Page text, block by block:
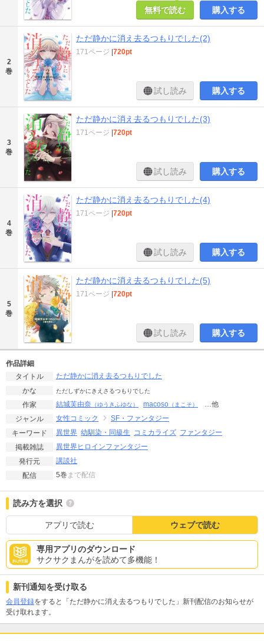
無料で読む 購入する
2
巻
ただ静かに消え去るつもりでした(2)
171ページ 720pt
試し読み 購入する
3
巻
ただ静かに消え去るつもりでした(3)
171ページ 720pt
試し読み 購入する
4
巻
ただ静かに消え去るつもりでした(4)
171ページ 720pt
試し読み 購入する
5
巻
ただ静かに消え去るつもりでした(5)
171ページ 720pt
試し読み 購入する
作品詳細
タイトル
ただ静かに消え去るつもりでした
かな
ただしずかにきえさるつもりでした
作家 結城芙由奈 （ゆうきふゆな） macoso （まこそ）
…他
ジャンル
女性コミック
SF・ファンタジー
キーワード
異世界 幼馴染・同級生 コミカライズ ファンタジー
掲載雑誌
異世界ヒロインファンタジー
発行元
講談社
配信
5巻 まで配信
読み方を選択
アプリで読む ウェブで読む
専用アプリのダウンロード
サクサクまんがを読めて多機能！
新刊通知を受け取る
会員登録をすると「ただ静かに消え去るつもりでした」新刊配信のお知らせが
受け取れます。